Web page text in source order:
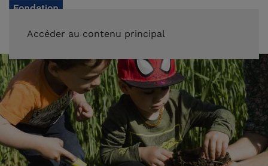
Accéder au contenu principal